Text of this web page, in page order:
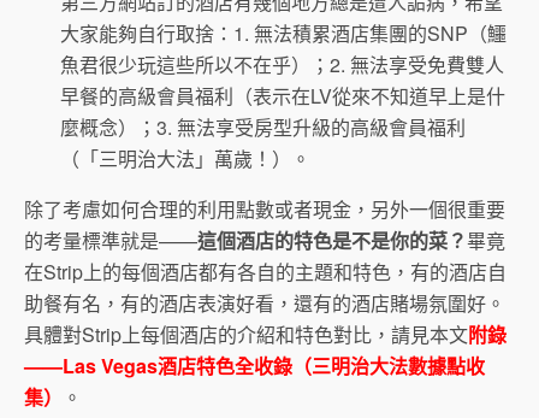
大家能夠自行取捨：1. 無法積累酒店集團的SNP（鱷
魚君很少玩這些所以不在乎）；2. 無法享受免費雙人
早餐的高級會員福利（表示在LV從來不知道早上是什
麼概念）；3. 無法享受房型升級的高級會員福利
（「三明治大法」萬歲！）。
除了考慮如何合理的利用點數或者現金，另外一個很重要
的考量標準就是——這個酒店的特色是不是你的菜？畢竟
在Strip上的每個酒店都有各自的主題和特色，有的酒店自
助餐有名，有的酒店表演好看，還有的酒店賭場氛圍好。
具體對Strip上每個酒店的介紹和特色對比，請見本文附錄
——Las Vegas酒店特色全收錄（三明治大法數據點收
集）
。